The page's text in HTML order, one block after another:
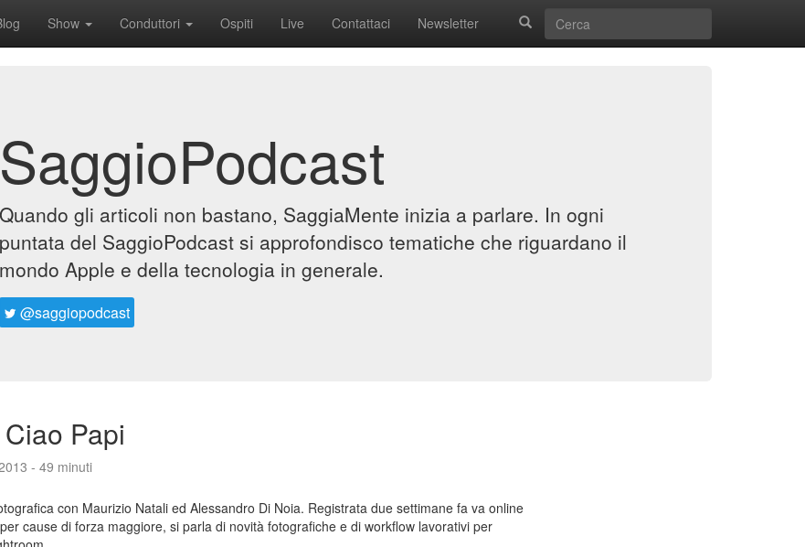
Show Conduttori Ospiti Live Contattaci Newsletter
SaggioPodcast
Quando gli articoli non bastano, SaggiaMente inizia a parlare. In ogni
puntata del SaggioPodcast si approfondisco tematiche che riguardano il
mondo Apple e della tecnologia in generale.
@saggiopodcast
Papi
- 49 minuti
con Maurizio Natali ed Alessandro Di Noia. Registrata due settimane fa va online
cause di forza maggiore, si parla di novità fotografiche e di workflow lavorativi per